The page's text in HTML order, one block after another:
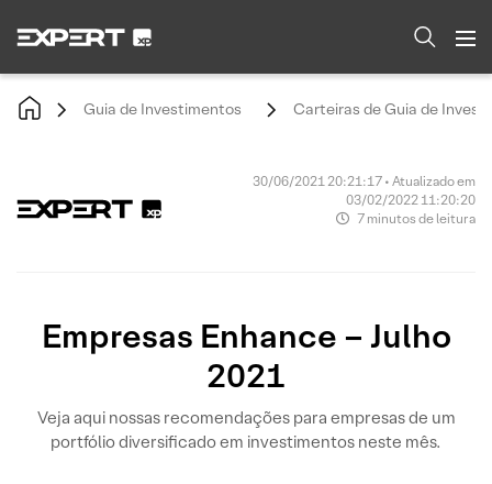
Guia de Investimentos Carteiras de Guia de
30/06/2021 20:21:17 • Atualizado em
03/02/2022 11:20:20
7 minutos de leitura
Empresas Enhance – Julho
2021
Veja aqui nossas recomendações para empresas de um
portfólio diversificado em investimentos neste mês.